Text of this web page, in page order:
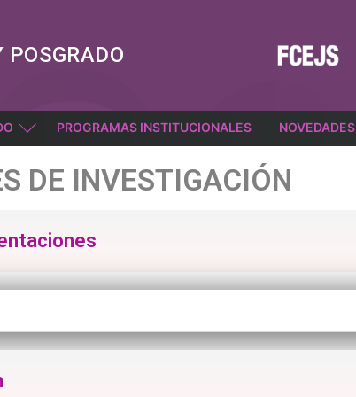
PROGRAMAS INSTITUCIONALES NOVEDADES
DE INVESTIGACIÓN